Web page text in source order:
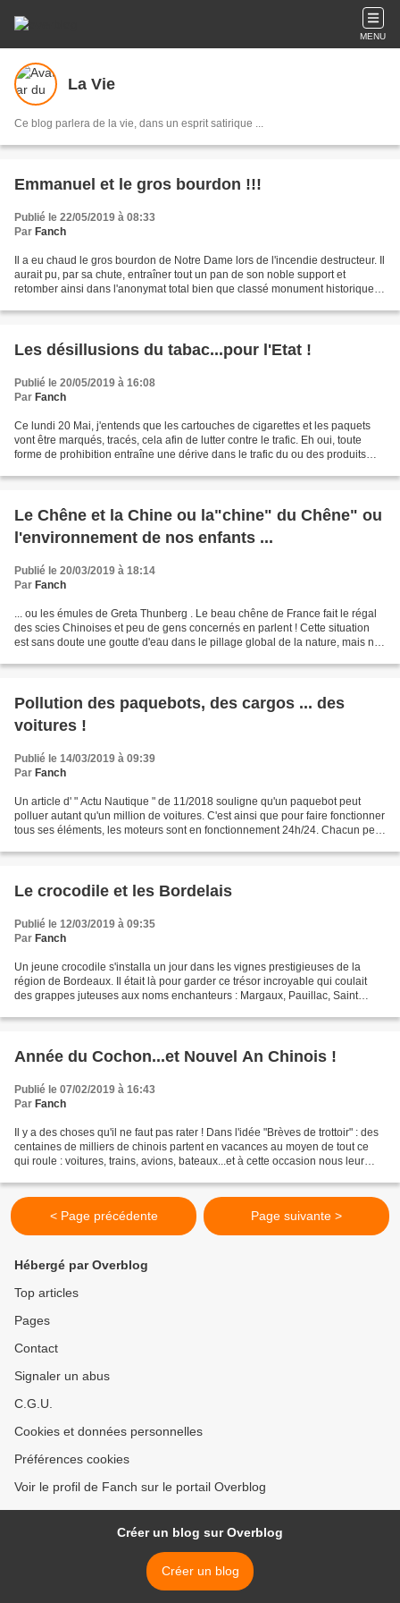
MENU
La Vie
Ce blog parlera de la vie, dans un esprit satirique ...
Emmanuel et le gros bourdon !!!
Publié le 22/05/2019 à 08:33
Par Fanch
Il a eu chaud le gros bourdon de Notre Dame lors de l'incendie destructeur. Il
aurait pu, par sa chute, entraîner tout un pan de son noble support et
retomber ainsi dans l'anonymat total bien que classé monument historique
Les désillusions du tabac...pour l'Etat !
Publié le 20/05/2019 à 16:08
Par Fanch
Ce lundi 20 Mai, j'entends que les cartouches de cigarettes et les paquets
vont être marqués, tracés, cela afin de lutter contre le trafic. Eh oui, toute
forme de prohibition entraîne une dérive dans le trafic du ou des produits
Le Chêne et la Chine ou la"chine" du Chêne" ou
l'environnement de nos enfants ...
Publié le 20/03/2019 à 18:14
Par Fanch
... ou les émules de Greta Thunberg . Le beau chêne de France fait le régal
des scies Chinoises et peu de gens concernés en parlent ! Cette situation
est sans doute une goutte d'eau dans le pillage global de la nature, mais ne
Pollution des paquebots, des cargos ... des
voitures !
Publié le 14/03/2019 à 09:39
Par Fanch
Un article d' " Actu Nautique " de 11/2018 souligne qu'un paquebot peut
polluer autant qu'un million de voitures. C'est ainsi que pour faire fonctionner
tous ses éléments, les moteurs sont en fonctionnement 24h/24. Chacun peut
Le crocodile et les Bordelais
Publié le 12/03/2019 à 09:35
Par Fanch
Un jeune crocodile s'installa un jour dans les vignes prestigieuses de la
région de Bordeaux. Il était là pour garder ce trésor incroyable qui coulait
des grappes juteuses aux noms enchanteurs : Margaux, Pauillac, Saint
Année du Cochon...et Nouvel An Chinois !
Publié le 07/02/2019 à 16:43
Par Fanch
Il y a des choses qu'il ne faut pas rater ! Dans l'idée "Brèves de trottoir" : des
centaines de milliers de chinois partent en vacances au moyen de tout ce
qui roule : voitures, trains, avions, bateaux...et à cette occasion nous leur
< Page précédente Page suivante >
Hébergé par Overblog
Top articles
Pages
Contact
Signaler un abus
C.G.U.
Cookies et données personnelles
Préférences cookies
Voir le profil de Fanch sur le portail Overblog
Créer un blog sur Overblog
Créer un blog